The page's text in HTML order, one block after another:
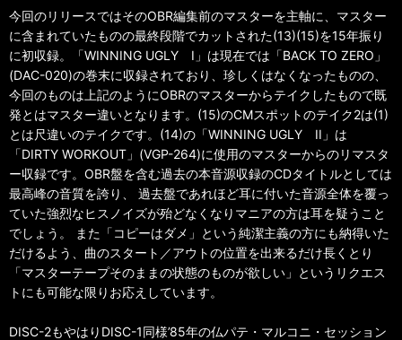
今回のリリースではそのOBR編集前のマスターを主軸に、マスター
に含まれていたものの最終段階でカットされた(13)(15)を15年振り
に初収録。「WINNING UGLY I」は現在では「BACK TO ZERO」
(DAC-020)の巻末に収録されており、珍しくはなくなったものの、
今回のものは上記のようにOBRのマスターからテイクしたもので既
発とはマスター違いとなります。(15)のCMスポットのテイク2は(1)
とは尺違いのテイクです。(14)の「WINNING UGLY II」は
「DIRTY WORKOUT」(VGP-264)に使用のマスターからのリマスタ
ー収録です。OBR盤を含む過去の本音源収録のCDタイトルとしては
最高峰の音質を誇り、 過去盤であれほど耳に付いた音源全体を覆っ
ていた強烈なヒスノイズが殆どなくなりマニアの方は耳を疑うこと
でしょう。 また「コピーはダメ」という純潔主義の方にも納得いた
だけるよう、曲のスタート／アウトの位置を出来るだけ長くとり
「マスターテープそのままの状態のものが欲しい」というリクエス
トにも可能な限りお応えしています。
DISC-2もやはりDISC-1同様’85年の仏パテ・マルコニ・セッション